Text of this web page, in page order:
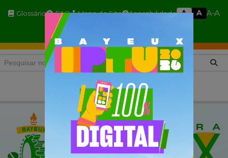
Glossário FAQ Mapa do Site Acessibilidade A A A-A